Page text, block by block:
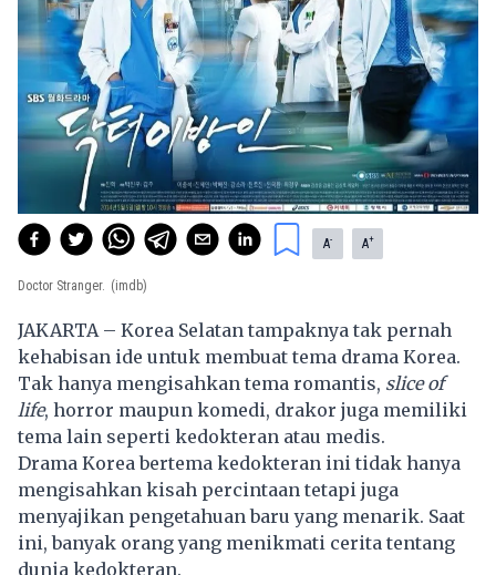
A- A+
Doctor Stranger. (imdb)
JAKARTA – Korea Selatan tampaknya tak pernah
kehabisan ide untuk membuat tema drama Korea.
Tak hanya mengisahkan tema romantis, slice of
life, horror maupun komedi, drakor juga memiliki
tema lain seperti kedokteran atau medis.
Drama Korea bertema kedokteran ini tidak hanya
mengisahkan kisah percintaan tetapi juga
menyajikan pengetahuan baru yang menarik. Saat
ini, banyak orang yang menikmati cerita tentang
dunia kedokteran.